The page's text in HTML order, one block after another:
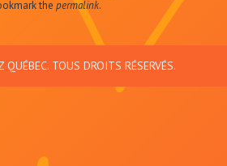
the permalink.
TOUS DROITS RÉSERVÉS.